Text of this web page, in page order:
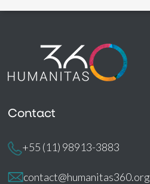
Contact
+55 (11) 98913-3883
contact@humanitas360.org